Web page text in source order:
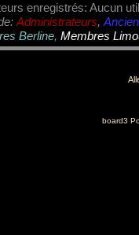
enregistrés: Aucun
Administrateurs,
Berline, Membres
board3